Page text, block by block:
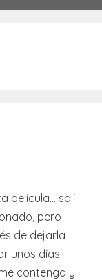
película… salí
pero
de dejarla
unos días
contenga y